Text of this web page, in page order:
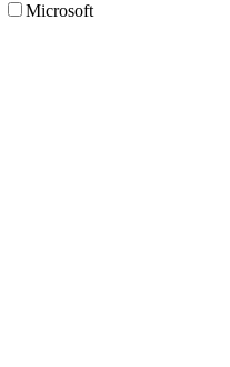
Microsoft